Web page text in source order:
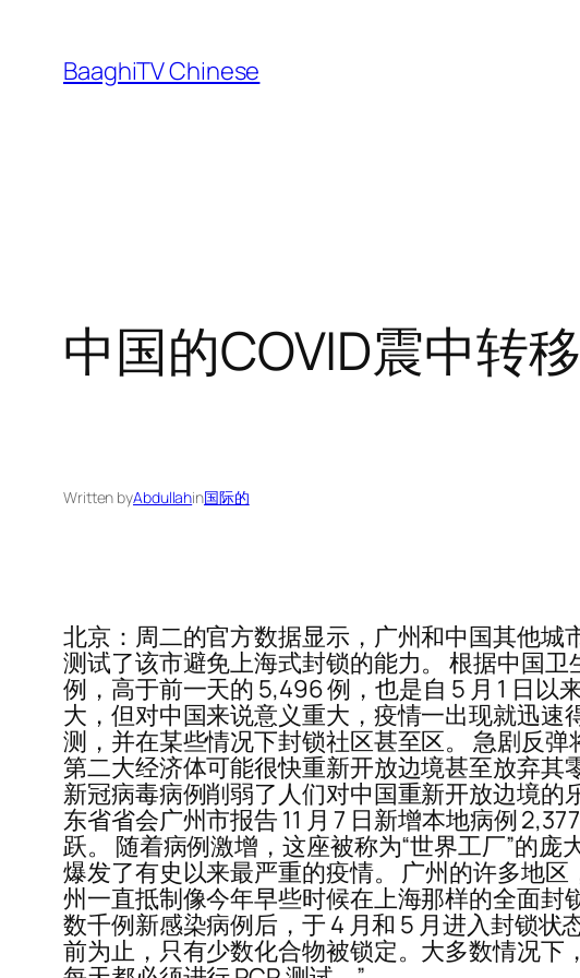
content
BaaghiTV Chinese
中国的COVID震中转
Written byAbdullahin国际的
北京：周二的官方数据显示，广州和中国其他城
测试了该市避免上海式封锁的能力。 根据中国
例，高于前一天的 5,496 例，也是自 5 月 1 日
大，但对中国来说意义重大，疫情一出现就迅速
测，并在某些情况下封锁社区甚至区。 急剧反
第二大经济体可能很快重新开放边境甚至放弃
新冠病毒病例削弱了人们对中国重新开放边境
东省省会广州市报告 11 月 7 日新增本地病例
跃。 随着病例激增，这座被称为“世界工厂”的
爆发了有史以来最严重的疫情。 广州的许多地
州一直抵制像今年早些时候在上海那样的全面封
数千例新感染病例后，于 4 月和 5 月进入封锁状
前为止，只有少数化合物被锁定。大多数情况